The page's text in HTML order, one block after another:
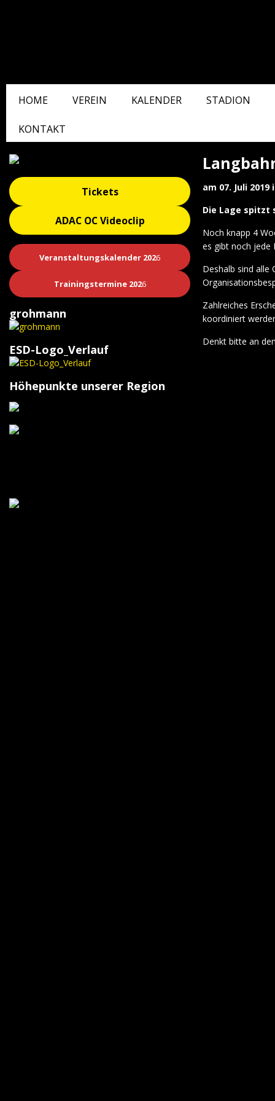
HOME VEREIN KALENDER STADION
KONTAKT
am 07. Juli 2019
Die Lage spitzt
Noch knapp 4
es gibt noch jede
Deshalb sind alle
Zahlreiches
koordiniert
Denkt bitte an
Tickets
ADAC OC Videoclip
Veranstaltungskalender 2026
Trainingstermine 2026
grohmann
ESD-Logo_Verlauf
Höhepunkte unserer Region